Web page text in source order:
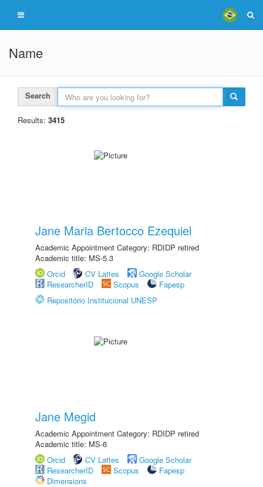
Name
Search
Results: 3415
Jane Maria Bertocco Ezequiel
Academic Appointment Category: RDIDP retired
Academic title: MS-5.3
Orcid
CV Lattes
Google Scholar
ResearcherID
Scopus
Fapesp
Repositório Institucional UNESP
Jane Megid
Academic Appointment Category: RDIDP retired
Academic title: MS-6
Orcid
CV Lattes
Google Scholar
ResearcherID
Scopus
Fapesp
Dimensions